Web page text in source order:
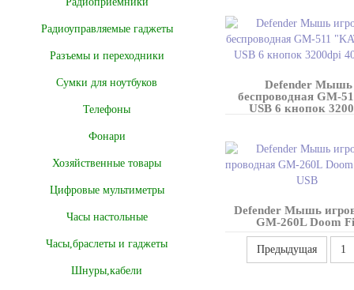
Радиоуправляемые гаджеты
Разъемы и переходники
Сумки для ноутбуков
Телефоны
Фонари
Хозяйственные товары
Цифровые мультиметры
Часы настольные
Часы,браслеты и гаджеты
Шнуры,кабели
Defender Мышь
беспроводная GM-
USB 6 кнопок
Defender Мышь
GM-260L Doom
Предыдущая 1